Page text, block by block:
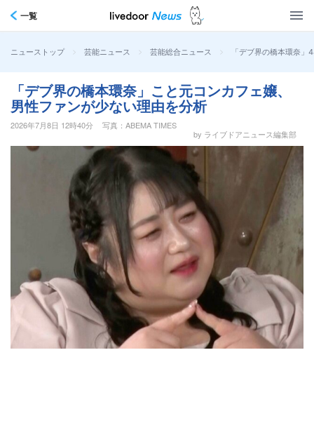
一覧
ニューストップ > 芸能ニュース > 芸能総合ニュース > 「デブ界の橋本環奈
「デブ界の橋本環奈」こと元コンカフェ嬢、
男性ファンが少ない理由を分析
2026年7月8日 12時40分
写真：ABEMA TIMES
by ライブドアニュース編集部